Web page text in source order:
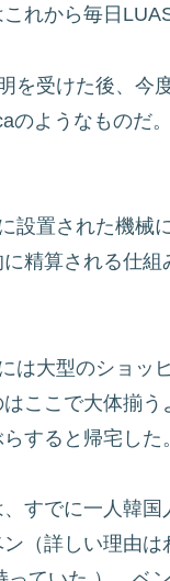
れから毎日
受けた後、今
のようなものだ
設置された機械
精算される仕
は大型のショッ
ここで大体揃
すると帰宅した。
すでに一人韓国
（詳しい理由